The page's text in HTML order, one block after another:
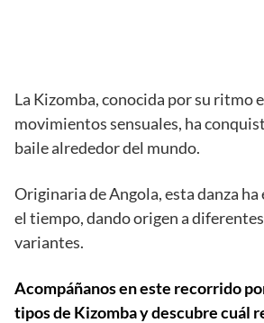
La Kizomba, conocida por su ritmo
movimientos sensuales, ha
baile alrededor del mundo.
Originaria de Angola, esta danza
el tiempo, dando origen a
variantes.
Acompáñanos en este recorrido
tipos de Kizomba y descubre cuál